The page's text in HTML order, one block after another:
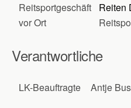
Reitsportgeschäft
vor Ort
Reiten
Verantwortliche
LK-Beauftragte Antje